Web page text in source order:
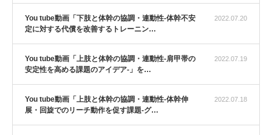
2022.07.20
You tube動画「下肢と体幹の協調・連動性-体幹不安
定に対する代償を改善するトレーニン…
2022.07.19
You tube動画「上肢と体幹の協調・連動性-肩甲帯の
安定性を高める課題のアイデア-」を…
2022.07.18
You tube動画「上肢と体幹の協調・連動性-体幹伸
展・回旋でのリーチ動作を促す課題-グ…